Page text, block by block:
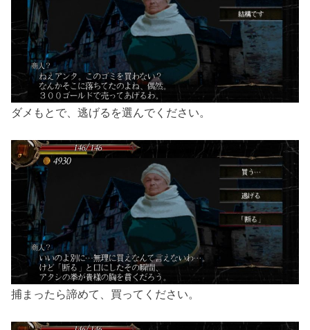
ダメもとで、逃げるを選んでください。
捕まったら諦めて、買ってください。